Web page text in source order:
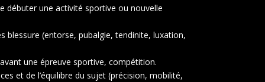
débuter une activité sportive ou nouvelle
blessure (entorse, pubalgie, tendinite, luxation,
une épreuve sportive, compétition.
et de l’équilibre du sujet (précision, mobilité,